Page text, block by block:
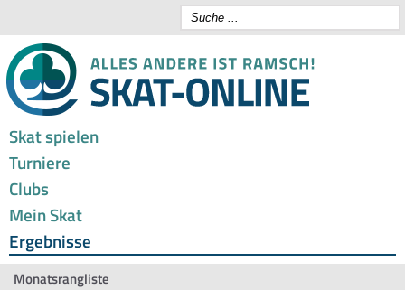
Skat spielen
Turniere
Clubs
Mein Skat
Ergebnisse
Monatsrangliste